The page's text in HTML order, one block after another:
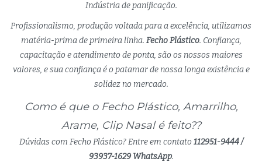
Indústria de panificação.
Profissionalismo, produção voltada para a excelência, utilizamos
matéria-prima de primeira linha. Fecho Plástico. Confiança,
capacitação e atendimento de ponta, são os nossos maiores
valores, e sua confiança é o patamar de nossa longa existência e
solidez no mercado.
Como é que o Fecho Plástico, Amarrilho,
Arame, Clip Nasal é feito??
Dúvidas com Fecho Plástico? Entre em contato 112951-9444 /
93937-1629 WhatsApp.